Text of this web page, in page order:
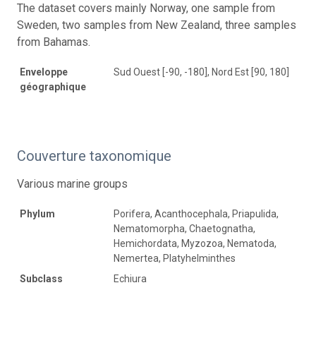
The dataset covers mainly Norway, one sample from
Sweden, two samples from New Zealand, three samples
from Bahamas.
Enveloppe
géographique
Sud Ouest [-90, -180], Nord Est [90, 180]
Couverture taxonomique
Various marine groups
Phylum
Porifera, Acanthocephala, Priapulida,
Nematomorpha, Chaetognatha,
Hemichordata, Myzozoa, Nematoda,
Nemertea, Platyhelminthes
Subclass
Echiura